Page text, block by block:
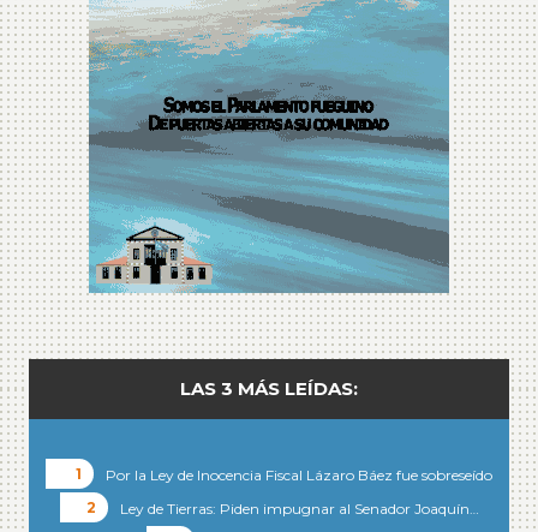
LAS 3 MÁS LEÍDAS:
Por la Ley de Inocencia Fiscal Lázaro Báez fue sobreseído
Ley de Tierras: Piden impugnar al Senador Joaquín…